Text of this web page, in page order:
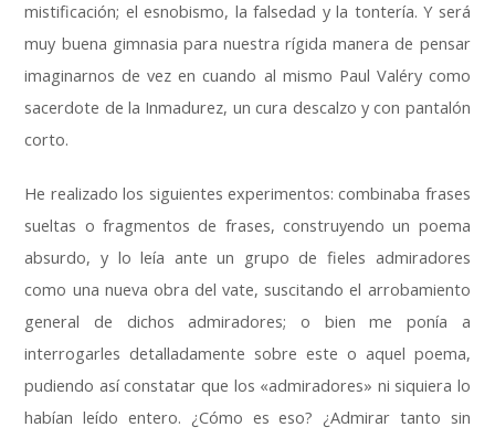
mistificación; el esnobismo, la falsedad y la tontería.Y será
muy buena gimnasia para nuestra rígida manera de pensar
imaginarnos de vez en cuando al mismo Paul Valéry como
sacerdote de la Inmadurez, un cura descalzo y con pantalón
corto.
He realizado los siguientes experimentos:combinaba frases
sueltas o fragmentos de frases, construyendo un poema
absurdo, y lo leía ante un grupo de fieles admiradores
como una nueva obra del vate, suscitando el arrobamiento
general de dichos admiradores;o bien me ponía a
interrogarles detalladamente sobre este o aquel poema,
pudiendo así constatar que los «admiradores» ni siquiera lo
habían leído entero. ¿Cómo es eso? ¿Admirar tanto sin